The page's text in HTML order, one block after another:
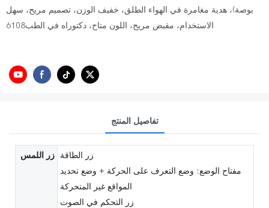
بوصة)، هدية مغامرة في الهواء الطلق، خفيف الوزن، تصميم مريح، سهل
الاستخدام، مقبض مريح، اللون متاح، دكتوراه في الطب6108
تفاصيل المنتج
زر اللمس زر الطاقة
مفتاح الوضع: وضع التعرف على الحركة + وضع تحديد
المواقع غير المتحركة
زر التحكم في الصوت